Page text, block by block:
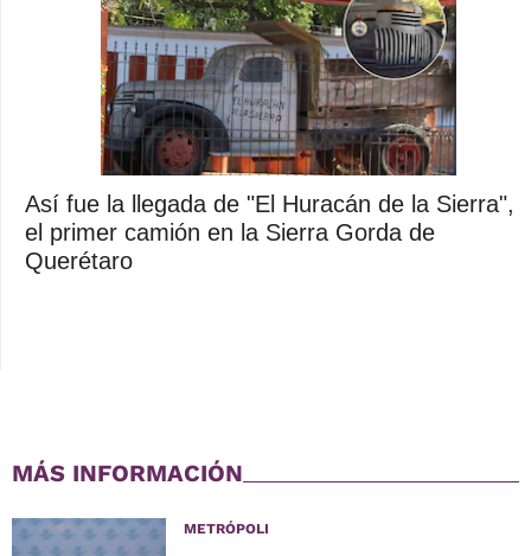
Así fue la llegada de "El Huracán de la Sierra",
el primer camión en la Sierra Gorda de
Querétaro
MÁS INFORMACIÓN
METRÓPOLI